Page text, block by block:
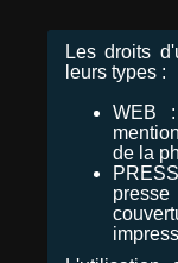
Les droits
leurs types :
WEB
de la